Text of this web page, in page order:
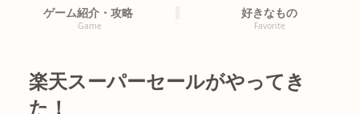
ゲーム紹介・攻略
Game
好きなもの
Favorite
楽天スーパーセールがやってき
た！